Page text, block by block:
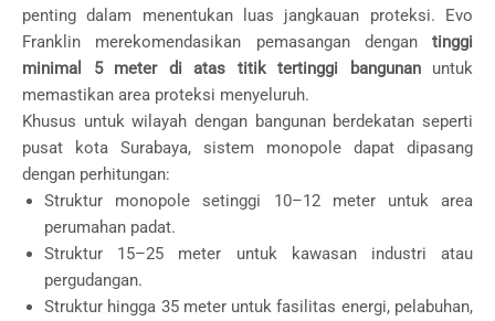
penting dalam menentukan luas jangkauan proteksi. Evo
Franklin merekomendasikan pemasangan dengan tinggi
minimal 5 meter di atas titik tertinggi bangunanuntuk
memastikan area proteksi menyeluruh.
Khusus untuk wilayah dengan bangunan berdekatan seperti
pusat kota Surabaya, sistem monopole dapat dipasang
dengan perhitungan:
Struktur monopole setinggi 10–12 meter untuk area
perumahan padat.
Struktur 15–25 meter untuk kawasan industri atau
pergudangan.
Struktur hingga 35 meter untuk fasilitas energi, pelabuhan,